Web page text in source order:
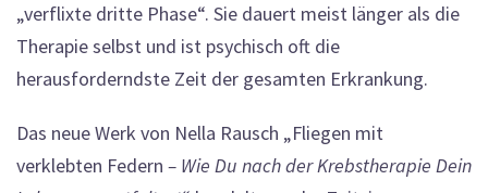
„verflixte dritte Phase“. Sie dauert meist länger als die
Therapie selbst und ist psychisch oft die
herausforderndste Zeit der gesamten Erkrankung.
Das neue Werk von Nella Rausch „Fliegen mit
verklebten Federn – Wie Du nach der Krebstherapie Dein